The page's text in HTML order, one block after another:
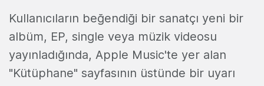
Kullanıcıların beğendiği bir sanatçı yeni bir
albüm, EP, single veya müzik videosu
yayınladığında, Apple Music'te yer alan
"Kütüphane" sayfasının üstünde bir uyarı